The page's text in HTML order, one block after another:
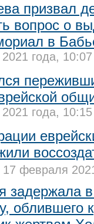
призвал
вопрос о
в
года, 10:07
года, 10:15
17 февраля
задержала
облившего